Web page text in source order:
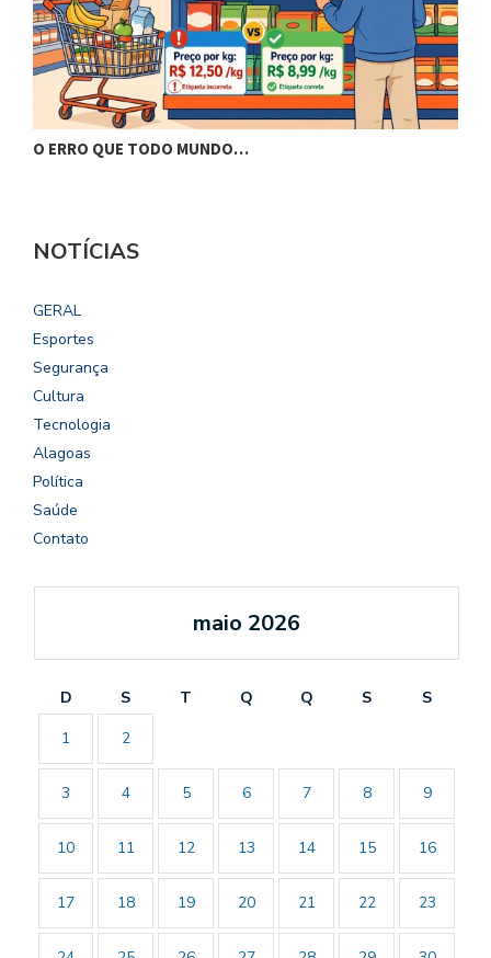
O ERRO QUE TODO MUNDO…
NOTÍCIAS
GERAL
Esportes
Segurança
Cultura
Tecnologia
Alagoas
Política
Saúde
Contato
maio 2026
D S T Q Q S
S
1
2
3 4 5 6 7 8 9
10 11 12 13 14 15 16
17 18 19 20 21 22 23